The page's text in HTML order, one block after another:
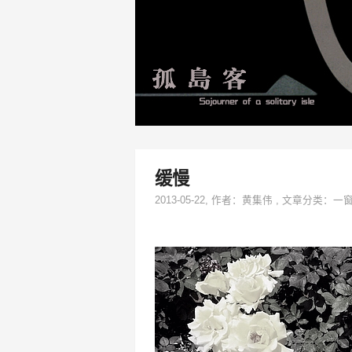
缓慢
2013-05-22, 作者： 黄集伟 , 文章分类： 一